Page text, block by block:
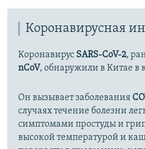
Коронавирусная
Коронавирус SARS-CoV-2,
nCoV, обнаружили в Китае в
Он вызывает заболевания
случаях течение болезни
симптомами простуды и
высокой температурой и